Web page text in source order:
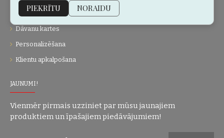
Vietnes karte
Dāvanu kartes
Personalizēšana
Klientu apkalpošana
JAUNUMI!
Vienmēr pirmais uzziniet par mūsu jaunajiem
produktiem un īpašajiem piedāvājumiem!
PIEKRĪTU NORAIDU